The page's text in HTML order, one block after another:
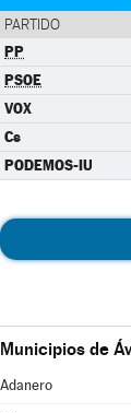
PARTIDO
PP
PSOE
VOX
Cs
PODEMOS-IU
Municipios de
Adanero